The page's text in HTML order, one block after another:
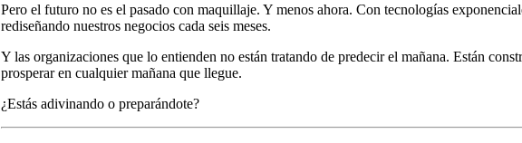
Pero el futuro no es el pasado con maquillaje. Y menos ahora. Con tecnologías
rediseñando nuestros negocios cada seis meses.
Y las organizaciones que lo entienden no están tratando de predecir el mañana. Están
prosperar en cualquier mañana que llegue.
¿Estás adivinando o preparándote?